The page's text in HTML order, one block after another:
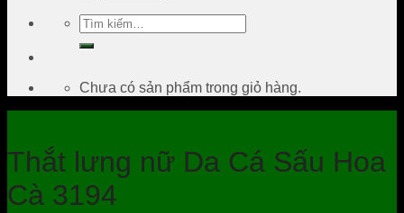
Tìm
kiếm:
Chưa có sản phẩm trong giỏ hàng.
Thắt lưng nữ Da Cá Sấu Hoa
Cà 3194